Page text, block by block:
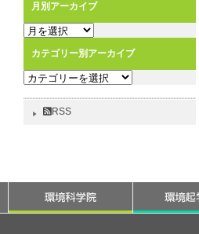
月別アーカイブ
月
ー
カ
イ
カテゴリー別アーカイブ
カ
ゴ
カ
RSS